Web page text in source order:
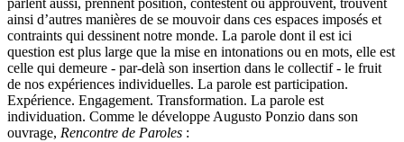
parlent aussi, prennent position, contestent ou approuvent, trouvent
ainsi d’autres manières de se mouvoir dans ces espaces imposés et
contraints qui dessinent notre monde. La parole dont il est ici
question est plus large que la mise en intonations ou en mots, elle est
celle qui demeure - par-delà son insertion dans le collectif - le fruit
de nos expériences individuelles. La parole est participation.
Expérience. Engagement. Transformation. La parole est
individuation. Comme le développe Augusto Ponzio dans son
ouvrage, Rencontre de Paroles :